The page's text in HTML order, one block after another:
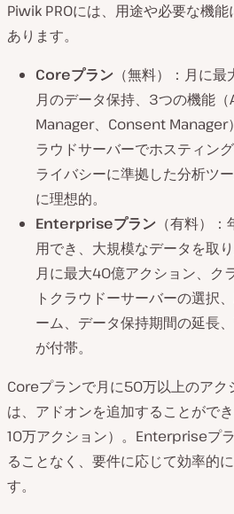
Piwik PROには、用途や必要な機能
あります。
Coreプラン （無料）：月に
月のデータ保持、3つの機能
Manager、Consent Manager
ラウドサーバーでホスティン
ライバシーに準拠した分析ツ
に理想的。
Enterpriseプラン （有料）
用でき、大規模なデータを取
月に最大40億アクション、ク
トクラウドーサーバーの選択
ーム、データ保持期間の延長
が付帯。
Coreプランで月に50万以上のアク
は、アドオンを追加することがで
10万アクション）。Enterpriseプ
ることなく、要件に応じて効率的
す。